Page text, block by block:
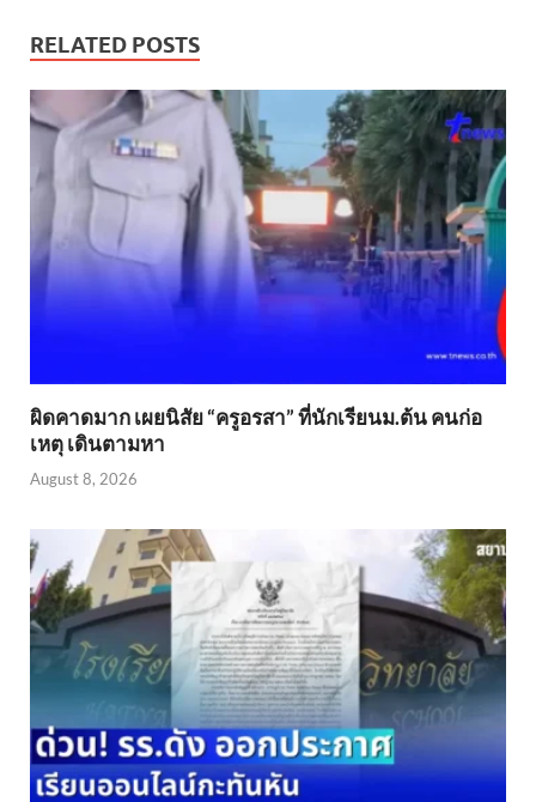
RELATED POSTS
ผิดคาดมาก เผยนิสัย “ครูอรสา” ที่นักเรียนม.ต้น คนก่อ
เหตุ เดินตามหา
August 8, 2026